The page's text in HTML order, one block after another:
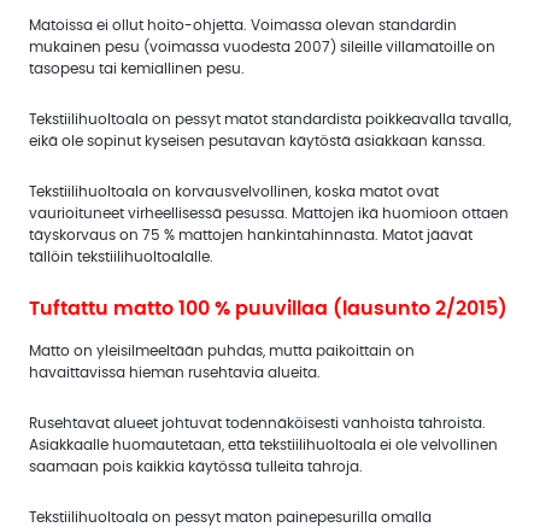
Matoissa ei ollut hoito-ohjetta. Voimassa olevan standardin
mukainen pesu (voimassa vuodesta 2007) sileille villamatoille on
tasopesu tai kemiallinen pesu.
Tekstiilihuoltoala on pessyt matot standardista poikkeavalla tavalla,
eikä ole sopinut kyseisen pesutavan käytöstä asiakkaan kanssa.
Tekstiilihuoltoala on korvausvelvollinen, koska matot ovat
vaurioituneet virheellisessä pesussa. Mattojen ikä huomioon ottaen
täyskorvaus on 75 % mattojen hankintahinnasta. Matot jäävät
tällöin tekstiilihuoltoalalle.
Tuftattu matto 100 % puuvillaa (lausunto 2/2015)
Matto on yleisilmeeltään puhdas, mutta paikoittain on
havaittavissa hieman rusehtavia alueita.
Rusehtavat alueet johtuvat todennäköisesti vanhoista tahroista.
Asiakkaalle huomautetaan, että tekstiilihuoltoala ei ole velvollinen
saamaan pois kaikkia käytössä tulleita tahroja.
Tekstiilihuoltoala on pessyt maton painepesurilla omalla